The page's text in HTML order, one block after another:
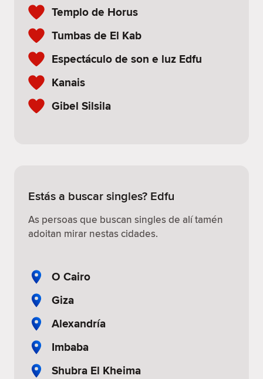
Templo de Horus
Tumbas de El Kab
Espectáculo de son e luz Edfu
Kanais
Gibel Silsila
Estás a buscar singles? Edfu
As persoas que buscan singles de alí tamén
adoitan mirar nestas cidades.
O Cairo
Giza
Alexandría
Imbaba
Shubra El Kheima